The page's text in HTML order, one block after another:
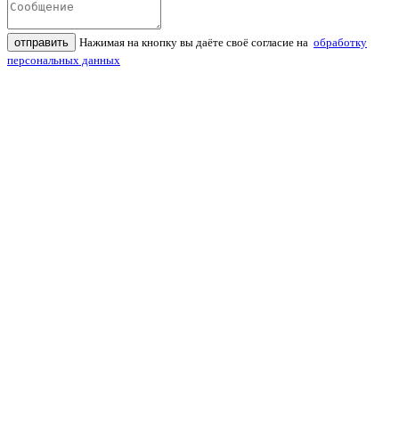
отправить Нажимая на кнопку вы даёте своё согласие на обработку
персональных данных